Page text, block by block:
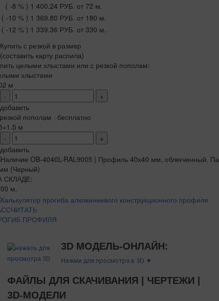
( -8 % ) 1 400.24 РУБ. от 72 м.
( -10 % ) 1 369.80 РУБ. от 180 м.
( -12 % ) 1 339.36 РУБ. от 330 м.
Купить с резкой в размер
(составить карту распила)
целыми хлыстами или с резкой пополам:
хлыстами
м
-
+
добавить
пополам · бесплатно
м
-
+
добавить
СКЛАДЕ:
м.
ПРОФИЛЯ
3D МОДЕЛЬ-ОНЛАЙН:
Нажми для просмотра в 3D ▼
ФАЙЛЫ ДЛЯ СКАЧИВАНИЯ | ЧЕРТЕЖИ |
3D-МОДЕЛИ